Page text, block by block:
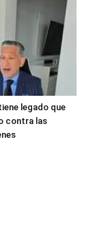
legado que
contra las